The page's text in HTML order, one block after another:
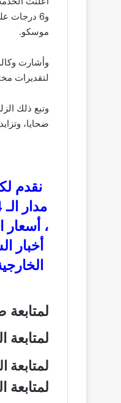
موسكو.
وأشارت
لتقديرات مختلفة، 8.8 درجة ليصبح أقوى
ضحايا،
نقدم
، أسعار
أخبار
لمتابعة
لمتابعة